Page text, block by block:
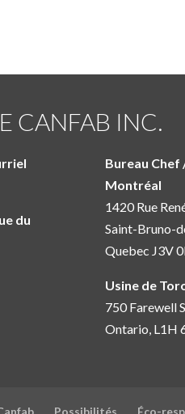
CANFAB INC.
du
Bureau Chef
Montréal
1420 Rue
Saint-Bruno-
Quebec J3V
Usine de
750 Farewell
Ontario, L1H
Possibilités Éco-